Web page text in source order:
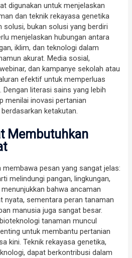
digunakan untuk menjelaskan
dan teknik rekayasa genetika
solusi, bukan solusi yang berdiri
menjelaskan hubungan antara
iklim, dan teknologi dalam
akurat. Media sosial,
dan kampanye sekolah atau
efektif untuk memperluas
literasi sains yang lebih
menilai inovasi pertanian
ketakutan.
Membutuhkan
membawa pesan yang sangat jelas:
melindungi pangan, lingkungan,
bahwa ancaman
nyata, sementara peran tanaman
manusia juga sangat besar.
tanaman muncul
untuk membantu pertanian
kini. Teknik rekayasa genetika,
dapat berkontribusi dalam